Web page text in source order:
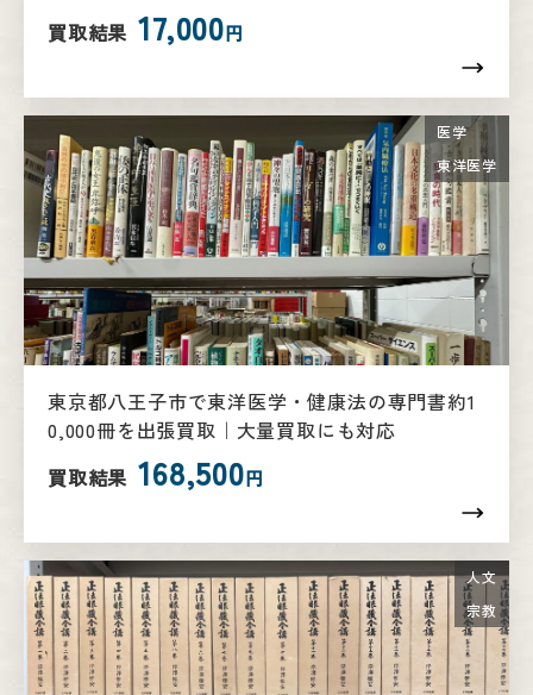
買取結果 17,000円
医学
東洋医学
東京都八王子市で東洋医学・健康法の専門書約1
0,000冊を出張買取｜大量買取にも対応
買取結果 168,500円
人文
宗教